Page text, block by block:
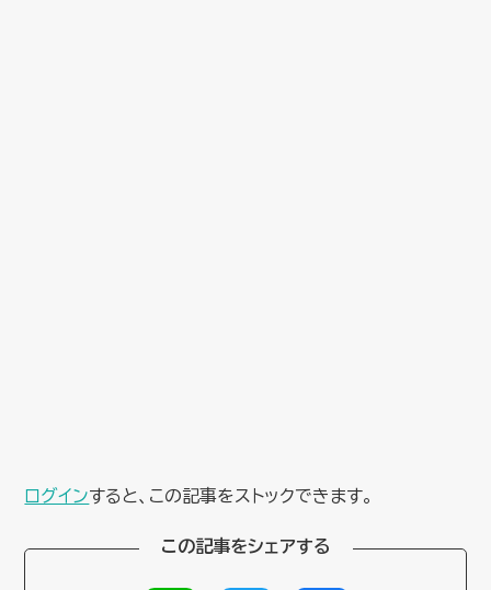
ログインすると、この記事をストックできます。
この記事をシェアする